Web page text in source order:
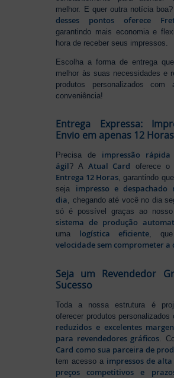
melhor. E quer outra notícia
desses pontos oferece
garantindo mais economia e
hora de receber seus impressos.
Escolha a forma de entrega
melhor às suas necessidades e
produtos personalizados com
conveniência!
Entrega Expressa:
Envio em apenas 12
Precisa de impressão
ágil? A Atual Card oferece o
Entrega 12 Horas, garantindo
seja impresso e despachado
dia, chegando até você no dia
só é possível graças ao nosso
sistema de produção
uma logística eficiente, que
velocidade sem comprometer a
Seja um Revendedor
Sucesso
Toda a nossa estrutura é
oferecer produtos personalizados
reduzidos e excelentes
para revendedores gráficos .
Card como sua parceira de
tem acesso a impressos de
preços competitivos e